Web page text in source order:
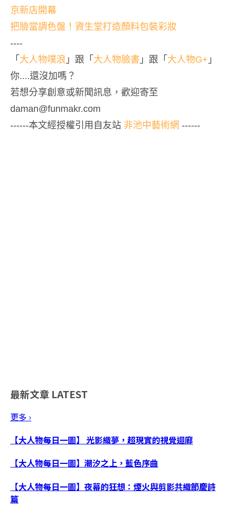
京新店開幕
把臉當調色盤！資生堂打造顏料包裝彩妝
----
「 大人物噗浪 」跟「 大人物臉書 」跟「 大人物G+ 」
你....還沒加嗎？
若想分享創意或新聞訊息，歡迎寄至
daman@funmakr.com
------本文經授權引用自友站 非池中藝術網 ------
最新文章 LATEST
更多 ›
【大人物每日一圖】 光影織夢，超現實的視覺迴廊
【大人物每日一圖】潮汐之上，藍色序曲
【大人物每日一圖】夜幕的狂想：煙火與剪影共織節慶詩
篇